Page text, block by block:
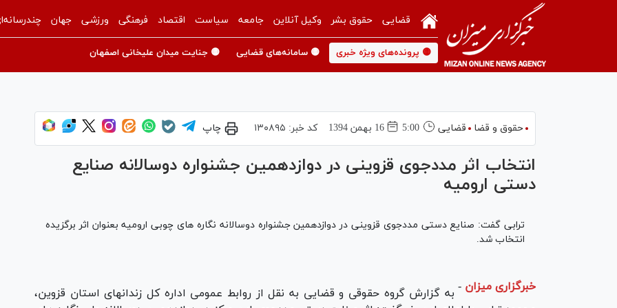
قضایی حقوق بشر وکیل آنلاین جامعه سیاست اقتصاد فرهنگی ورزشی جهان
🟡 پرونده‌های ویژه خبری 🟡 سامانه‌های قضایی 🟡 جنایت میدان علیخانی اصفهان
حقوق و قضا قضایی 5:00 16 بهمن 1394 کد خبر: ۱۳۰۸۹۵ چاپ
انتخاب اثر مددجوی قزوینی در دوازدهمین جشنواره دوسالانه صنایع
دستی ارومیه
ترابی گفت: صنايع دستی مددجوی قزوینی در دوازدهمین جشنواره دوسالانه نگاره های چوبی ارومیه بعنوان اثر برگزيده
انتخاب شد.
خبرگزاری میزان - به گزارش گروه حقوقی و قضایی به نقل از روابط عمومی اداره كل زندانهای استان قزوین،